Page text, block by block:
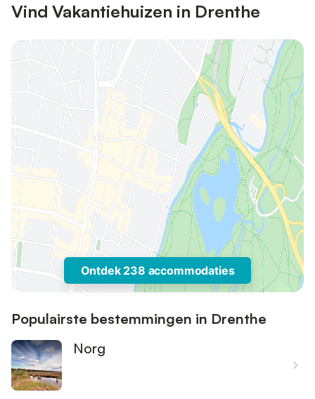
Vind Vakantiehuizen in Drenthe
Ontdek 238 accommodaties
Populairste bestemmingen in Drenthe
Norg